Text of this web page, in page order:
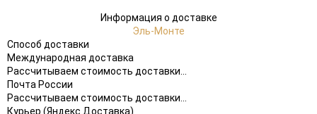
Информация о доставке
Эль-Монте
Способ доставки
Международная доставка
Рассчитываем стоимость доставки...
Почта России
Рассчитываем стоимость доставки...
Курьер (Яндекс Доставка)